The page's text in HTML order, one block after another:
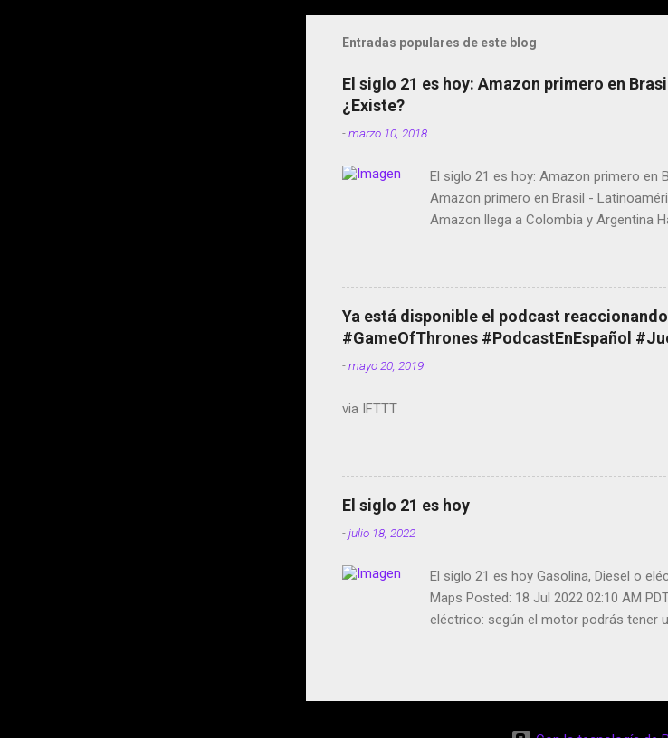
Entradas populares de este blog
El siglo 21 es hoy: Amazon primero en
¿Existe?
-marzo 10, 2018
El siglo 21 es hoy: Amazon primero en
Amazon primero en Brasil -
Amazon llega a Colombia y Argentina
copyright en Instagram Música y vídeo
Scott saca a Kevin Spacey de su
el smartphone en sus misas La serie
de bicicletas de alquiler Stop Motion
tumbado. Amazon Music: Chingo yo,
Ya está disponible el podcast
#GameOfThrones #PodcastEnEspañol
-mayo 20, 2019
via IFTTT
El siglo 21 es hoy
-julio 18, 2022
El siglo 21 es hoy Gasolina, Diesel o
Maps Posted: 18 Jul 2022 02:10 AM
eléctrico: según el motor podrás tener
de esos sentidos es lo que hacen los
Google Maps con lo que informamos
indicaciones p...